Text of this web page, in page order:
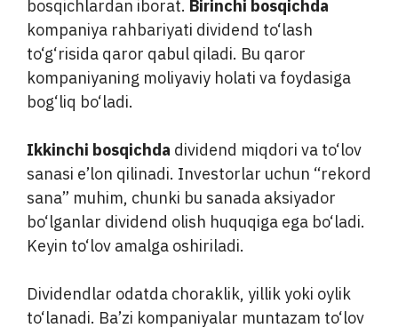
bosqichlardan iborat. Birinchi bosqichda
kompaniya rahbariyati dividend to‘lash
to‘g‘risida qaror qabul qiladi. Bu qaror
kompaniyaning moliyaviy holati va foydasiga
bog‘liq bo‘ladi.
Ikkinchi bosqichda dividend miqdori va to‘lov
sanasi e’lon qilinadi. Investorlar uchun “rekord
sana” muhim, chunki bu sanada aksiyador
bo‘lganlar dividend olish huquqiga ega bo‘ladi.
Keyin to‘lov amalga oshiriladi.
Dividendlar odatda choraklik, yillik yoki oylik
to‘lanadi. Ba’zi kompaniyalar muntazam to‘lov